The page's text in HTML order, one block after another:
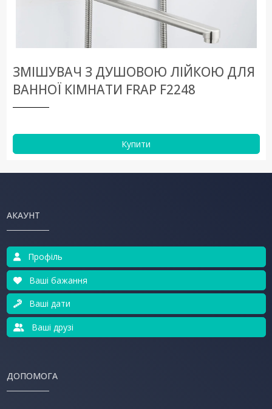
ЗМІШУВАЧ З ДУШОВОЮ ЛІЙКОЮ ДЛЯ
ВАННОЇ КІМНАТИ FRAP F2248
Купити
АКАУНТ
Профіль
Ваші бажання
Ваші дати
Ваші друзі
ДОПОМОГА